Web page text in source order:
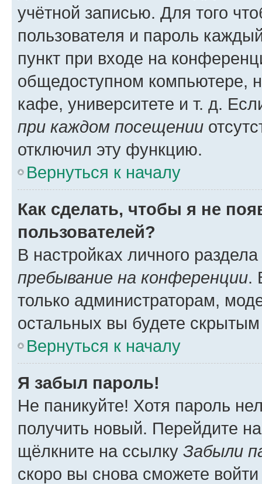
учётной записью. Для того
пользователя и пароль
пункт при входе на
общедоступном компьютере,
кафе, университете и т. д.
при каждом посещении
отключил эту функцию.
Вернуться к началу
Как сделать, чтобы я не
пользователей?
В настройках личного
пребывание на конференции.
только администраторам,
остальных вы будете
Вернуться к началу
Я забыл пароль!
Не паникуйте! Хотя пароль
получить новый. Перейдите
щёлкните на ссылку Забыли
скоро вы снова сможете